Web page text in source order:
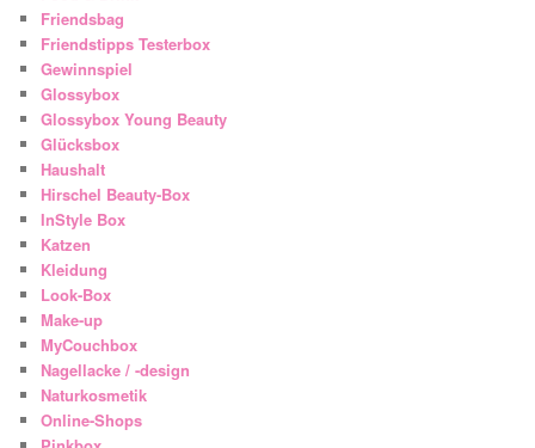
Friendsbag
Friendstipps Testerbox
Gewinnspiel
Glossybox
Glossybox Young Beauty
Glücksbox
Haushalt
Hirschel Beauty-Box
InStyle Box
Katzen
Kleidung
Look-Box
Make-up
MyCouchbox
Nagellacke / -design
Naturkosmetik
Online-Shops